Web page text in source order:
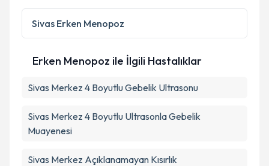
Sivas Erken Menopoz
Erken Menopoz ile İlgili Hastalıklar
Sivas Merkez 4 Boyutlu Gebelik Ultrasonu
Sivas Merkez 4 Boyutlu Ultrasonla Gebelik
Muayenesi
Sivas Merkez Açıklanamayan Kısırlık